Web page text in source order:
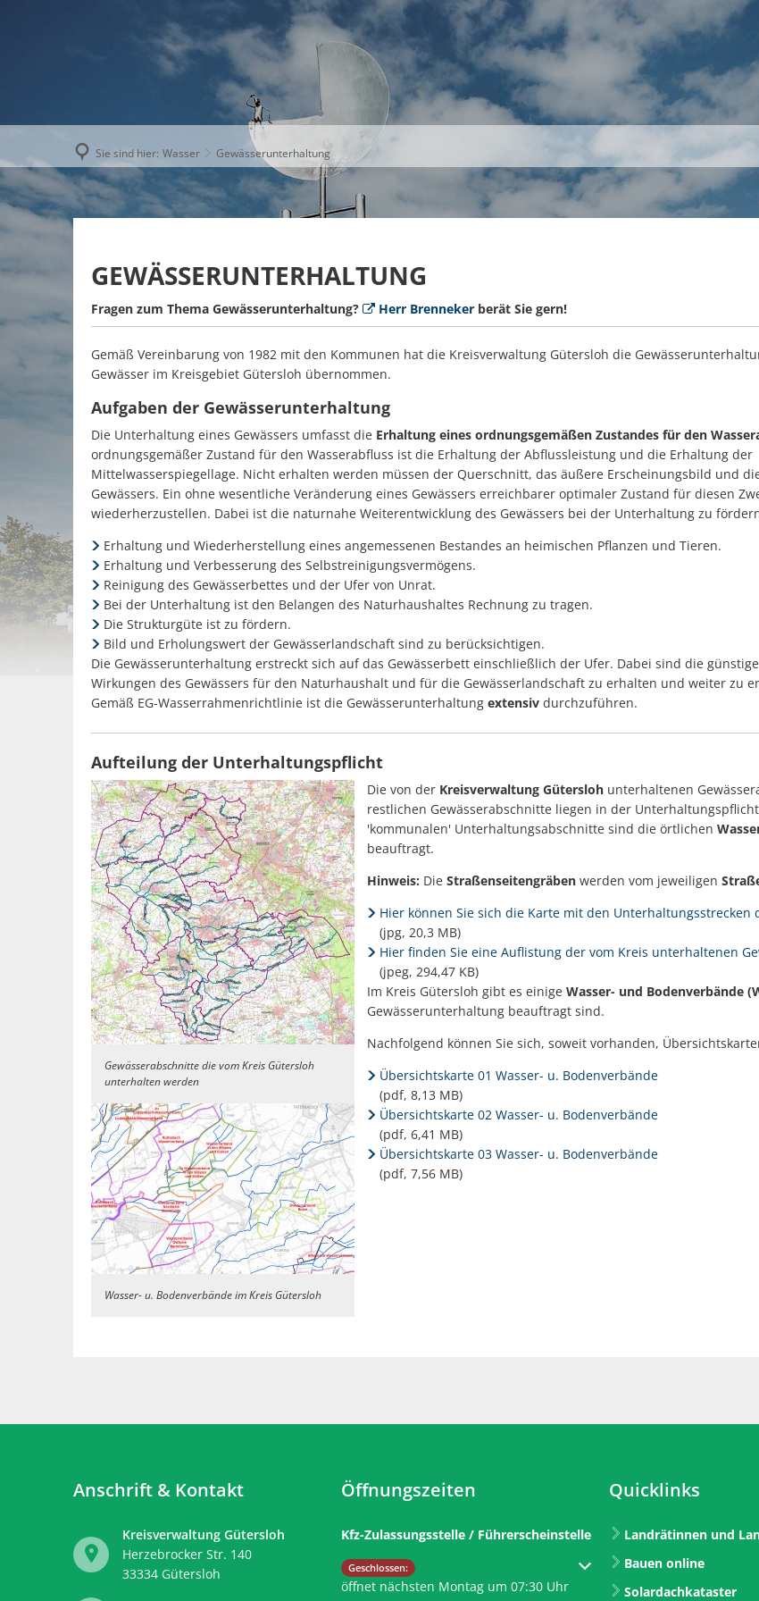
AKTUELLES THEMEN UNSER KREIS KARRIERE
Sie sind hier: Wasser Gewässerunterhaltung
GEWÄSSERUNTERHALTUNG
Fragen zum Thema Gewässerunterhaltung? Herr Brennekerberät Sie gern!
Gemäß Vereinbarung von 1982 mit den Kommunen hat die Kreisverwaltung Gütersloh die
Gewässer im Kreisgebiet Gütersloh übernommen.
Aufgaben der Gewässerunterhaltung
Die Unterhaltung eines Gewässers umfasst die Erhaltung eines ordnungsgemäßen Zustandes für den
ordnungsgemäßer Zustand für den Wasserabfluss ist die Erhaltung der Abflussleistung und die Erhaltung der
Mittelwasserspiegellage. Nicht erhalten werden müssen der Querschnitt, das äußere Erscheinungsbild und
Gewässers. Ein ohne wesentliche Veränderung eines Gewässers erreichbarer optimaler Zustand für diesen
wiederherzustellen. Dabei ist die naturnahe Weiterentwicklung des Gewässers bei der Unterhaltung zu
Erhaltung und Wiederherstellung eines angemessenen Bestandes an heimischen Pflanzen und Tieren.
Erhaltung und Verbesserung des Selbstreinigungsvermögens.
Reinigung des Gewässerbettes und der Ufer von Unrat.
Bei der Unterhaltung ist den Belangen des Naturhaushaltes Rechnung zu tragen.
Die Strukturgüte ist zu fördern.
Bild und Erholungswert der Gewässerlandschaft sind zu berücksichtigen.
Die Gewässerunterhaltung erstreckt sich auf das Gewässerbett einschließlich der Ufer. Dabei sind die
Wirkungen des Gewässers für den Naturhaushalt und für die Gewässerlandschaft zu erhalten und weiter zu
Gemäß EG-Wasserrahmenrichtlinie ist die Gewässerunterhaltung extensiv durchzuführen.
Aufteilung der Unterhaltungspflicht
Gewässerabschnitte die vom Kreis Gütersloh
unterhalten werden
Die von der Kreisverwaltung Gütersloh unterhaltenen
restlichen Gewässerabschnitte liegen in der
'kommunalen' Unterhaltungsabschnitte sind die örtlichen
beauftragt.
Hinweis: Die Straßenseitengräben werden vom jeweiligen
Hier können Sie sich die Karte mit den
(jpg, 20,3 MB)
Hier finden Sie eine Auflistung der vom Kreis unterhaltenen
(jpeg, 294,47 KB)
Wasser- u. Bodenverbände im Kreis Gütersloh
Im Kreis Gütersloh gibt es einige Wasser- und Bodenverbände
Gewässerunterhaltung beauftragt sind.
Nachfolgend können Sie sich, soweit vorhanden,
Übersichtskarte 01 Wasser- u. Bodenverbände
(pdf, 8,13 MB)
Übersichtskarte 02 Wasser- u. Bodenverbände
(pdf, 6,41 MB)
Übersichtskarte 03 Wasser- u. Bodenverbände
(pdf, 7,56 MB)
Anschrift & Kontakt
Kreisverwaltung Gütersloh
Herzebrocker Str. 140
33334 Gütersloh
Öffnungszeiten
Kfz-Zulassungsstelle / Führerscheinstelle
Klicken, um weitere Öffnungs- oder Schließzeiten auszublenden
Geschlossen:
öffnet nächsten Montag um 07:30 Uhr
Quicklinks
Landrätinnen und
Bauen online
Solardachkataster